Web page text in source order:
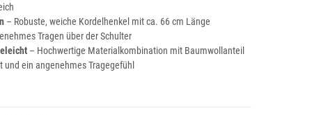
– Robuste, weiche Kordelhenkel mit ca. 66 cm Länge
Tragen über der Schulter
– Hochwertige Materialkombination mit Baumwollanteil
und ein angenehmes Tragegefühl